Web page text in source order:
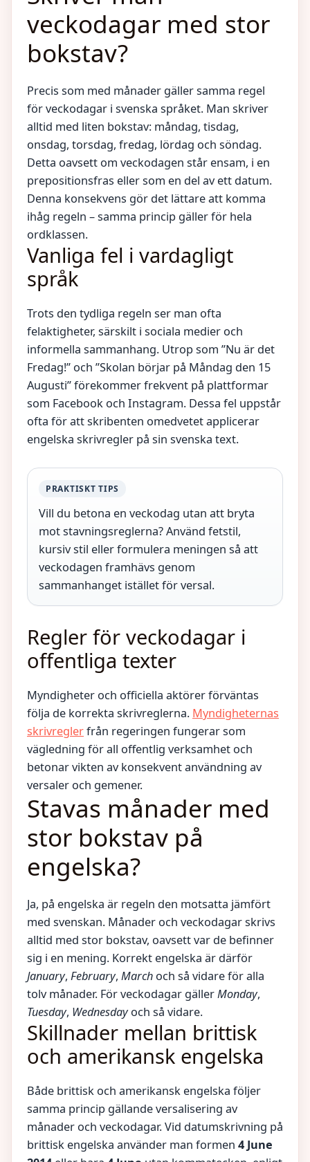
veckodagar med stor
bokstav?
Precis som med månader gäller samma regel
för veckodagar i svenska språket. Man skriver
alltid med liten bokstav: måndag, tisdag,
onsdag, torsdag, fredag, lördag och söndag.
Detta oavsett om veckodagen står ensam, i en
prepositionsfras eller som en del av ett datum.
Denna konsekvens gör det lättare att komma
ihåg regeln – samma princip gäller för hela
ordklassen.
Vanliga fel i vardagligt
språk
Trots den tydliga regeln ser man ofta
felaktigheter, särskilt i sociala medier och
informella sammanhang. Utrop som ”Nu är det
Fredag!” och ”Skolan börjar på Måndag den 15
Augusti” förekommer frekvent på plattformar
som Facebook och Instagram. Dessa fel uppstår
ofta för att skribenten omedvetet applicerar
engelska skrivregler på sin svenska text.
PRAKTISKT TIPS
Vill du betona en veckodag utan att bryta
mot stavningsreglerna? Använd fetstil,
kursiv stil eller formulera meningen så att
veckodagen framhävs genom
sammanhanget istället för versal.
Regler för veckodagar i
offentliga texter
Myndigheter och officiella aktörer förväntas
följa de korrekta skrivreglerna. Myndigheternas
skrivreglerfrån regeringen fungerar som
vägledning för all offentlig verksamhet och
betonar vikten av konsekvent användning av
versaler och gemener.
Stavas månader med
stor bokstav på
engelska?
Ja, på engelska är regeln den motsatta jämfört
med svenskan. Månader och veckodagar skrivs
alltid med stor bokstav, oavsett var de befinner
sig i en mening. Korrekt engelska är därför
January, February, March och så vidare för alla
tolv månader. För veckodagar gällerMonday,
Tuesday, Wednesdayoch så vidare.
Skillnader mellan brittisk
och amerikansk engelska
Både brittisk och amerikansk engelska följer
samma princip gällande versalisering av
månader och veckodagar. Vid datumskrivning på
brittisk engelska använder man formen 4 June